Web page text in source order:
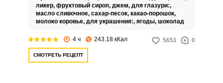
ликер, фруктовый сироп, джем, для глазури:,
масло сливочное, сахар-песок, какао-порошок,
молоко коровье, для украшения:, ягоды, шоколад
4 ч 243.18 кКал 5651 0
СМОТРЕТЬ РЕЦЕПТ